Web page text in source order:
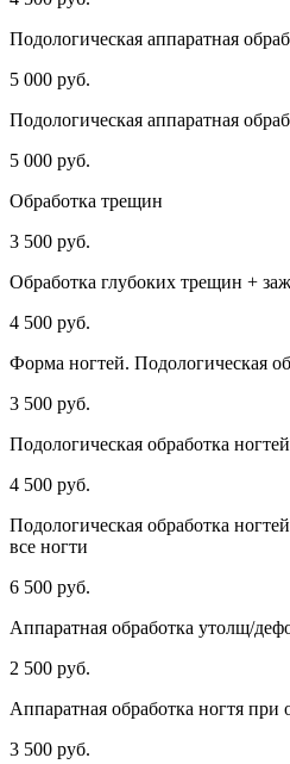
Подологическая аппаратная
5 000 руб.
Подологическая аппаратная
5 000 руб.
Обработка трещин
3 500 руб.
Обработка глубоких трещин +
4 500 руб.
Форма ногтей. Подологическая
3 500 руб.
Подологическая обработка ногтей
4 500 руб.
Подологическая обработка
все ногти
6 500 руб.
Аппаратная обработка утолщ/
2 500 руб.
Аппаратная обработка ногтя
3 500 руб.